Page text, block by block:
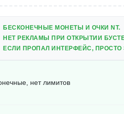
БЕСКОНЕЧНЫЕ МОНЕТЫ И ОЧКИ NT.
НЕТ РЕКЛАМЫ ПРИ ОТКРЫТИИ
ЕСЛИ ПРОПАЛ ИНТЕРФЕЙС, ПРОСТО
нет лимитов